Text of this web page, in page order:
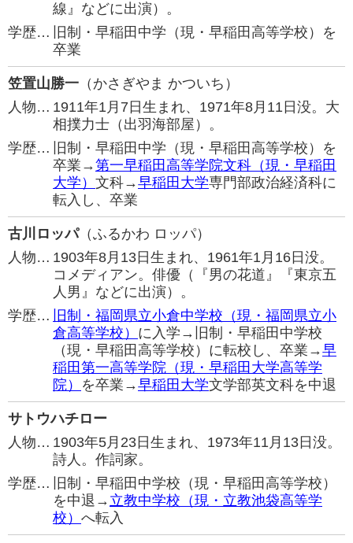
線』などに出演）。
学歴…
旧制・早稲田中学（現・早稲田高等学校）を
卒業
笠置山勝一 （かさぎやま かついち）
人物… 1911年1月7日生まれ、1971年8月11日没。大
相撲力士（出羽海部屋）。
学歴…
旧制・早稲田中学（現・早稲田高等学校）を
卒業→第一早稲田高等学院文科（現・早稲田
大学） 文科→早稲田大学専門部政治経済科に
転入し、卒業
古川ロッパ（ふるかわ ロッパ）
人物… 1903年8月13日生まれ、1961年1月16日没。
コメディアン。俳優（『男の花道』『東京五
人男』などに出演）。
学歴…
旧制・福岡県立小倉中学校（現・福岡県立小
倉高等学校） に入学→旧制・早稲田中学校
（現・早稲田高等学校）に転校し、卒業→早
稲田第一高等学院（現・早稲田大学高等学
院） を卒業→早稲田大学文学部英文科を中退
サトウハチロー
人物… 1903年5月23日生まれ、1973年11月13日没。
詩人。作詞家。
学歴…
旧制・早稲田中学校（現・早稲田高等学校）
を中退→ 立教中学校（現・立教池袋高等学
校） へ転入